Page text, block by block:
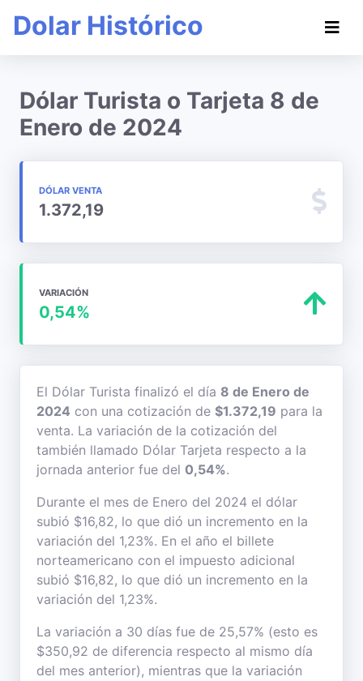
Dolar Histórico
Dólar Turista o Tarjeta 8 de
Enero de 2024
DÓLAR VENTA
1.372,19
VARIACIÓN
0,54%
El Dólar Turista finalizó el día 8 de Enero de
2024 con una cotización de $1.372,19 para la
venta. La variación de la cotización del
también llamado Dólar Tarjeta respecto a la
jornada anterior fue del 0,54%.
Durante el mes de Enero del 2024 el dólar
subió $16,82, lo que dió un incremento en la
variación del 1,23%. En el año el billete
norteamericano con el impuesto adicional
subió $16,82, lo que dió un incremento en la
variación del 1,23%.
La variación a 30 días fue de 25,57% (esto es
$350,92 de diferencia respecto al mismo día
del mes anterior), mientras que la variación